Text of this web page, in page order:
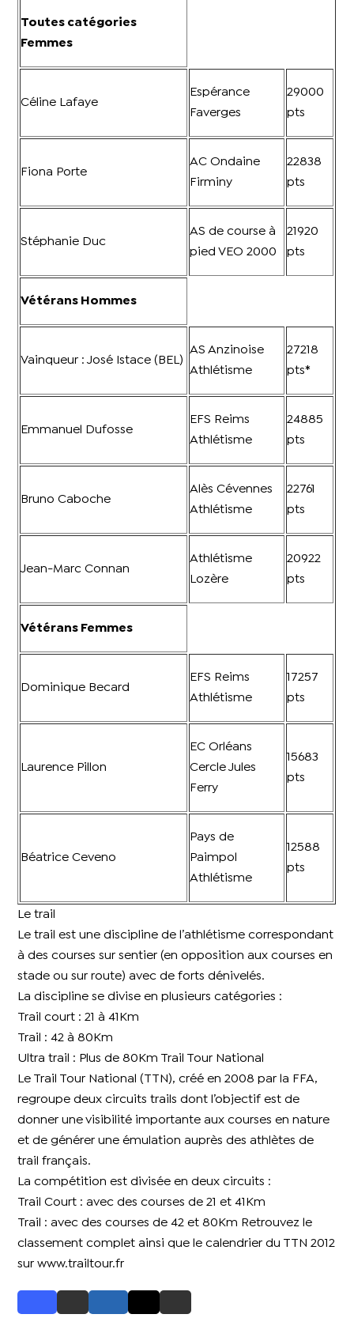
Toutes catégories
Femmes
Céline Lafaye
Espérance
Faverges
29000
pts
Fiona Porte
AC Ondaine
Firminy
22838
pts
Stéphanie Duc
AS de course à
pied VEO 2000
21920
pts
Vétérans Hommes
Vainqueur : José Istace (BEL)
AS Anzinoise
Athlétisme
27218
pts*
Emmanuel Dufosse
EFS Reims
Athlétisme
24885
pts
Bruno Caboche
Alès Cévennes
Athlétisme
22761
pts
Jean-Marc Connan
Athlétisme
Lozère
20922
pts
Vétérans Femmes
Dominique Becard
EFS Reims
Athlétisme
17257
pts
Laurence Pillon
EC Orléans
Cercle Jules
Ferry
15683
pts
Béatrice Ceveno
Pays de
Paimpol
Athlétisme
12588
pts
Le trail
Le trail est une discipline de l’athlétisme correspondant
à des courses sur sentier (en opposition aux courses en
stade ou sur route) avec de forts dénivelés.
La discipline se divise en plusieurs catégories :
Trail court : 21 à 41Km
Trail : 42 à 80Km
Ultra trail : Plus de 80Km Trail Tour National
Le Trail Tour National (TTN), créé en 2008 par la FFA,
regroupe deux circuits trails dont l’objectif est de
donner une visibilité importante aux courses en nature
et de générer une émulation auprès des athlètes de
trail français.
La compétition est divisée en deux circuits :
Trail Court : avec des courses de 21 et 41Km
Trail : avec des courses de 42 et 80Km Retrouvez le
classement complet ainsi que le calendrier du TTN 2012
surwww.trailtour.fr